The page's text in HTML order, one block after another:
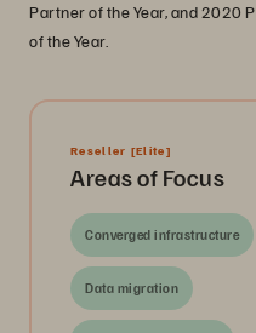
Partner of the Year, and 2020
of the Year.
Reseller [Elite]
Areas of Focus
Converged infrastructure
Data migration